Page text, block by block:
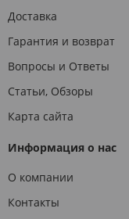
Доставка
Гарантия и возврат
Вопросы и Ответы
Статьи, Обзоры
Карта сайта
Информация о нас
О компании
Контакты